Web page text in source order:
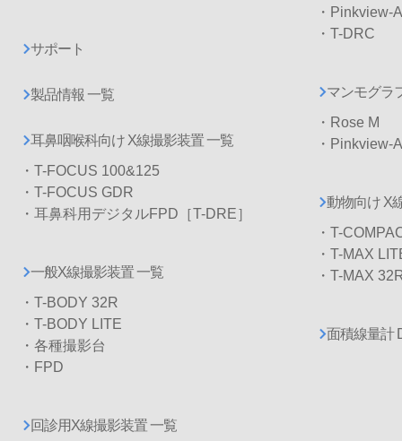
サポート
製品情報 一覧
耳鼻咽喉科向け X線撮影装置 一覧
・T-FOCUS 100&125
・T-FOCUS GDR
・耳鼻科用デジタルFPD［T-DRE］
一般X線撮影装置 一覧
・T-BODY 32R
・T-BODY LITE
・各種撮影台
・FPD
回診用X線撮影装置 一覧
・Pinkview-
・T-DRC
マンモグラ
・Rose M
・Pinkview-
動物向け X
・T-
・T-MAX
・T-MAX
面積線量計